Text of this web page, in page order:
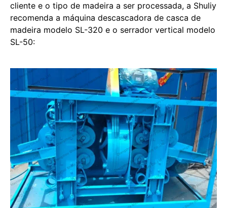
cliente e o tipo de madeira a ser processada, a Shuliy
recomenda a máquina descascadora de casca de
madeira modelo SL-320 e o serrador vertical modelo
SL-50: